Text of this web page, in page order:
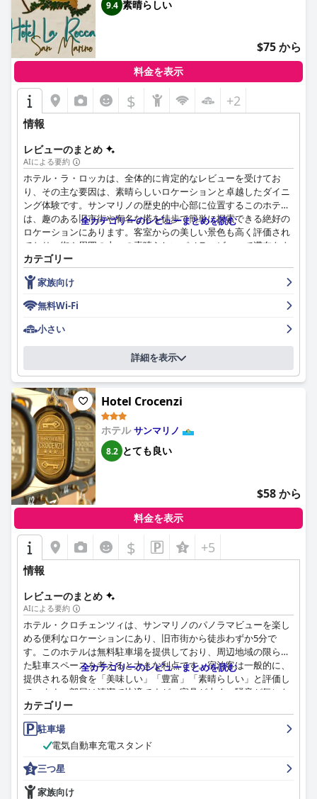
ます。多くの客室の広さとモダンな家具、そして特定の宿泊施設
からのパノラマの景色がもたらすさらなる魅力がゲストに喜ばれ
ています。小さめの部屋は機能的で短期滞在に最適ですが、騒音
レベルや軽微なメンテナンスの問題に関するコメントが寄せられ
ることもあります。それにもかかわらず、ホテルの細心の注意を
払った清掃ルーチンにより、全体的に高いレベルの衛生状態が確
保されています。
ホテルのスタッフは、その親しみやすさ、プロ意識、そして親切
さで広く認められており、温かい雰囲気を作り出しています。多
くのゲストは、従業員の、特に受付スタッフの、気配りがあり、
親切な性質を称賛しており、ゲストの滞在を向上させるための役
立つ情報をよく提供してくれます。この高いサービス水準は、リ
ピート訪問を促しています。
無料のWifiサービスは、その信頼性の低さと客室での接続の弱さ
から、不満の種となることが多いですが、ホテルの家族向けの宿
泊施設は高い評価を受けています。広々として快適なファミリー
ルーム、思いやりのあるスタッフ、子供向けの楽しいアメニティ
など、ホテル ベッラヴィスタは家族連れに最適な選択肢です。
ホテルのベッドは、非常に快適だと感じるゲストもいれば、古く
て柔らかすぎるマットレスの問題を指摘するゲストもいるなど、
一貫した快適さを確保するために更新が必要であることを示唆し
ています。
全体として、ホテル ベッラヴィスタは、その最高のロケーショ
ン、清潔さ、フレンドリーなスタッフ、そして家族向けの機能で
際立っており、改善が必要な小さな領域があるにもかかわらず、
サンマリノを訪れる旅行者にとって強く推奨される選択肢となっ
ています。
9.4 素晴らしい
$75 から
料金を表示
$ +2
情報
レビューのまとめ
AIによる要約
ホテル・ラ・ロッカは、全体的に肯定的なレビューを受けてお
り、その主な要因は、素晴らしいロケーションと卓越したダイニ
ング体験です。サンマリノの歴史的中心部に位置するこのホテル
は、趣のある旧市街や有名な塔を徒歩で簡単に探索できる絶好の
ロケーションにあります。客室からの美しい景色も高く評価され
ており、街や周囲の山々の素晴らしいパノラマビューで滞在をよ
り豊かなものにしています。
朝食サービスについては、意見が分かれています。宿泊料金には
含まれていませんが、近くのバーでは質の高いペストリーと快適
な体験を提供しています。併設のレストラン、ベッカフィコは、
美味しいバラエティ豊かなメニュー、特に素晴らしいピザと自家
サービス、美しいテラスからの景色、そしてホテル宿泊客には
10％の割引があることを挙げており、楽しい食事体験となってい
ます。
ホテル・ラ・ロッカの客室は、清潔で快適、機能的であると評さ
れています。一部の宿泊客は、特にバスルームがやや狭いと感じ
ることもありますが、全体的な清潔さと居心地の良い雰囲気は一
貫して称賛されています。美しく改装された内装とパノラマの眺
望が際立った特徴ですが、通りからの騒音が気になる場合もあり
ます。清掃が行き届いており、客室と共用エリアは勤勉な清掃ス
タッフによってきちんと管理されています。
ホテルのスタッフは、そのフレンドリーさ、親切さ、プロフェッ
ショナルな態度で高い評価を受けています。宿泊客は歓迎されて
いると感じ、オーナーやスタッフによる温かいサービスが滞在を
思い出深く楽しいものにしていると述べています。時折、言葉の
壁があるものの、交流はしばしば楽しく、肯定的な経験に貢献し
ています。
ホテルのWi-Fiについては、高速で安定していると感じる人もいれ
ば、接続に問題がある人もいるなど、評価が分かれています。ま
た、ホテルは家族連れにも優しいことが証明されており、温かい
雰囲気と子供向けの快適な宿泊施設を提供しており、バルコニー
付きの居心地の良いファミリールームもあります。
最後に、ベッドの快適さについては概ね好評ですが、マットレス
や枕が古かったり、サポートが不足していたりするという意見も
時折あります。全体として、ホテル・ラ・ロッカは、快適さ、清
潔さ、卓越したサービスを兼ね備えており、サンマリノを訪れる
旅行者にとって非常におすすめの選択肢です。
全カテゴリーのレビューまとめを読む
カテゴリー
家族向け
無料Wi-Fi
小さい
詳細を表示
Hotel Crocenzi
ホテルサンマリノ
8.2 とても良い
$58 から
料金を表示
$ +5
情報
レビューのまとめ
AIによる要約
ホテル・クロチェンツィは、サンマリノのパノラマビューを楽し
める便利なロケーションにあり、旧市街から徒歩わずか5分で
す。このホテルは無料駐車場を提供しており、周辺地域の限られ
た駐車スペースを考えると大きな利点です。宿泊客は一般的に、
提供される朝食を「美味しい」「豊富」「素晴らしい」と評価し
ています。部屋は清潔で快適ですが、家具が古く、騒音が気にな
るという声も一部あります。ホテルはその完璧な清潔さで高く評
価されており、スタッフは親切で、素晴らしく、フレンドリー
で、役に立つと評されています。サンマリノの厳しい道路状況を
考えると、無料の専用駐車場があることは不可欠です。全体とし
て、朝食なしでは価格が高いと感じたり、3つ星評価に疑問を持
つ人もいますが、優れたサービスレベルから、より高い評価に値
すると感じる人もいます。
全カテゴリーのレビューまとめを読む
カテゴリー
駐車場
電気自動車充電スタンド
三つ星
家族向け